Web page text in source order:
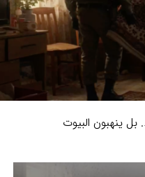
بل ينهبون البيوت